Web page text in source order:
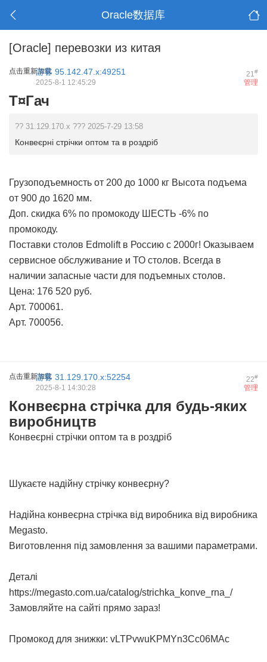
Oracle数据库
[Oracle] перевозки из китая
点击重新加载 21#
游客 95.142.47.x:49251
管理
2025-8-1 12:45:29
Т¤Гач
?? 31.129.170.x ??? 2025-7-29 13:58
Конвеєрні стрічки оптом та в роздріб
Грузоподъемность от 200 до 1000 кг Высота подъема
от 900 до 1620 мм.
Доп. скидка 6% по промокоду ШЕСТЬ -6% по
промокоду.
Поставки столов Edmolift в Россию с 2000г! Оказываем
сервисное обслуживание и ТО столов. Всегда в
наличии запасные части для подъемных столов.
Цена: 176 520 руб.
Арт. 700061.
Арт. 700056.
点击重新加载 22#
游客 31.129.170.x:52254
管理
2025-8-1 14:30:28
Конвеєрна стрічка для будь-яких
виробництв
Конвеєрні стрічки оптом та в роздріб
Шукаєте надійну стрічку конвеєрну?
Надійна конвеєрна стрічка від виробника від виробника
Megasto.
Виготовлення під замовлення за вашими параметрами.
Деталі
https://megasto.com.ua/catalog/strichka_konve_rna_/
Замовляйте на сайті прямо зараз!
Промокод для знижки: vLTPvwuKPMYn3Cc06MAc